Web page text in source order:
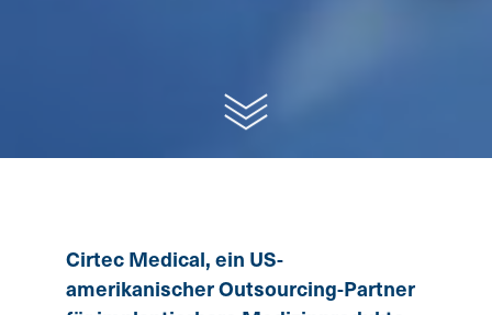
Cirtec Medical, ein US-
amerikanischer Outsourcing-Partner